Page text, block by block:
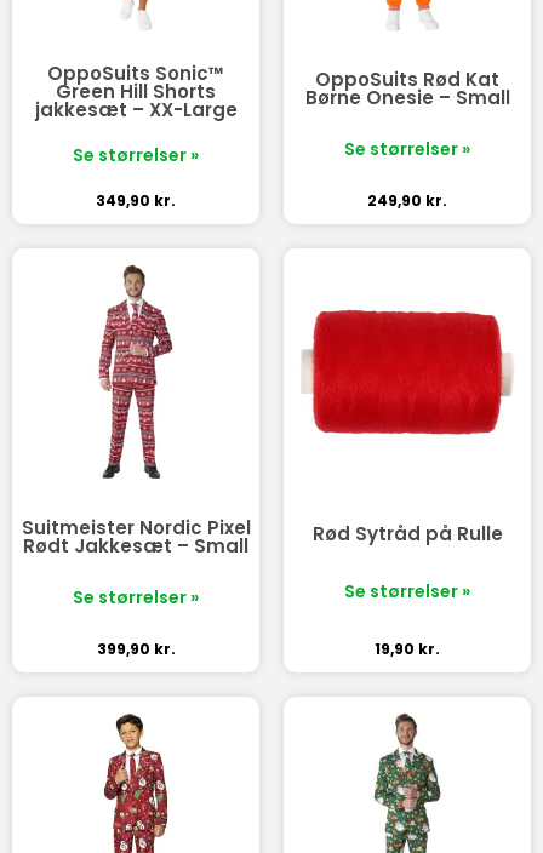
OppoSuits Sonic™
Green Hill Shorts
jakkesæt – XX-Large
Se størrelser »
349,90 kr.
OppoSuits Rød Kat
Børne Onesie – Small
Se størrelser »
249,90 kr.
Suitmeister Nordic Pixel
Rødt Jakkesæt – Small
Se størrelser »
399,90 kr.
Rød Sytråd på Rulle
Se størrelser »
19,90 kr.